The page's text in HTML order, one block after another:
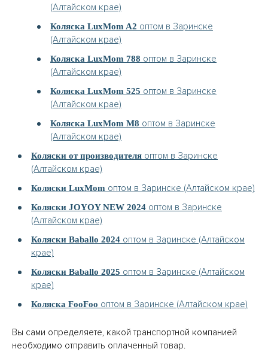
(Алтайском крае)
Коляска LuxMom A2 оптом в Заринске
(Алтайском крае)
Коляска LuxMom 788 оптом в Заринске
(Алтайском крае)
Коляска LuxMom 525 оптом в Заринске
(Алтайском крае)
Коляска LuxMom M8 оптом в Заринске
(Алтайском крае)
Коляски от производителя оптом в Заринске
(Алтайском крае)
Коляски LuxMom оптом в Заринске (Алтайском крае)
Коляски JOYOY NEW 2024 оптом в Заринске
(Алтайском крае)
Коляски Baballo 2024 оптом в Заринске (Алтайском
крае)
Коляски Baballo 2025 оптом в Заринске (Алтайском
крае)
Коляска FooFoo оптом в Заринске (Алтайском крае)
Вы сами определяете, какой транспортной компанией
необходимо отправить оплаченный товар.